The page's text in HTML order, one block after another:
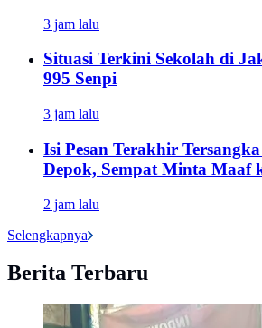
3 jam lalu
Situasi Terkini Sekolah di
995 Senpi
3 jam lalu
Isi Pesan Terakhir
Depok, Sempat Minta Maaf
2 jam lalu
Selengkapnya
Berita Terbaru